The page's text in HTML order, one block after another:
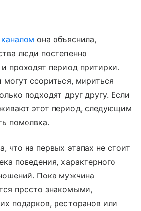
она объяснила,
люди постепенно
проходят период притирки.
могут ссориться, мириться
подходят друг другу. Если
этот период, следующим
помолвка.
что на первых этапах не стоит
поведения, характерного
Пока мужчина
просто знакомыми,
подарков, ресторанов или